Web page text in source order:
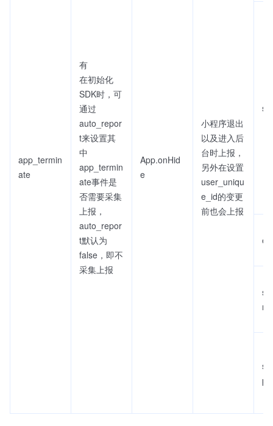
app_termin
ate
有
在初始化
SDK时，可
通过
auto_repor
t来设置其
中
app_termin
ate事件是
否需要采集
上报，
auto_repor
t默认为
false，即不
采集上报
App.onHid
e
小程序退出
以及进入后
台时上报，
另外在设置
user_uniqu
e_id的变更
前也会上报